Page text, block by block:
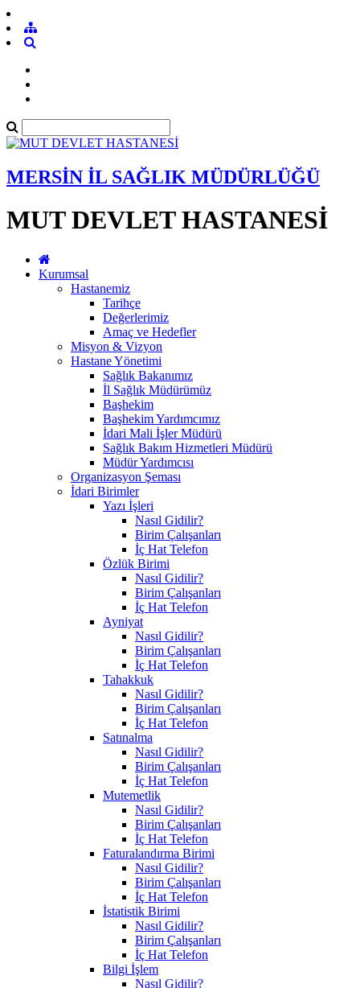
MERSİN İL SAĞLIK MÜDÜRLÜĞÜ
MUT DEVLET HASTANESİ
Kurumsal
Hastanemiz
Tarihçe
Değerlerimiz
Amaç ve Hedefler
Misyon & Vizyon
Hastane Yönetimi
Sağlık Bakanımız
İl Sağlık Müdürümüz
Başhekim
Başhekim Yardımcımız
İdari Mali İşler Müdürü
Sağlık Bakım Hizmetleri Müdürü
Müdür Yardımcısı
Organizasyon Şeması
İdari Birimler
Yazı İşleri
Nasıl Gidilir?
Birim Çalışanları
İç Hat Telefon
Özlük Birimi
Nasıl Gidilir?
Birim Çalışanları
İç Hat Telefon
Ayniyat
Nasıl Gidilir?
Birim Çalışanları
İç Hat Telefon
Tahakkuk
Nasıl Gidilir?
Birim Çalışanları
İç Hat Telefon
Satınalma
Nasıl Gidilir?
Birim Çalışanları
İç Hat Telefon
Mutemetlik
Nasıl Gidilir?
Birim Çalışanları
İç Hat Telefon
Faturalandırma Birimi
Nasıl Gidilir?
Birim Çalışanları
İç Hat Telefon
İstatistik Birimi
Nasıl Gidilir?
Birim Çalışanları
İç Hat Telefon
Bilgi İşlem
Nasıl Gidilir?